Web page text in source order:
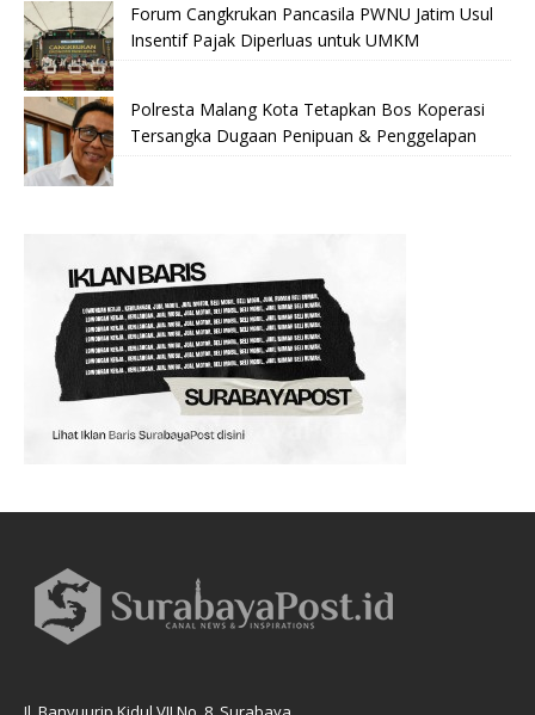
Forum Cangkrukan Pancasila PWNU Jatim Usul
Insentif Pajak Diperluas untuk UMKM
Polresta Malang Kota Tetapkan Bos Koperasi
Tersangka Dugaan Penipuan & Penggelapan